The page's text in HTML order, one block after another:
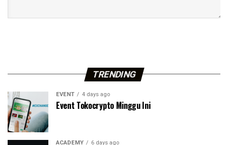
TRENDING
EVENT 4 days ago
Event Tokocrypto Minggu Ini
ACADEMY 6 days ago